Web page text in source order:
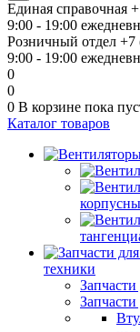
Единая справочная
9:00 - 19:00
Розничный отдел +7
9:00 - 19:00
0
0
0 В корзине пока
Каталог товаров
техники
Запчасти